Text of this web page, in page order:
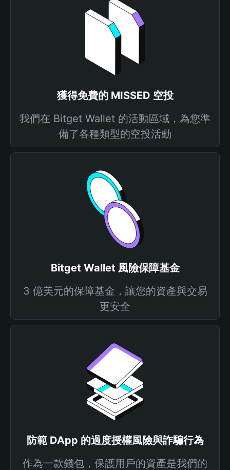
獲得免費的 MISSED 空投
我們在 Bitget Wallet 的活動區域，為您準
備了各種類型的空投活動
Bitget Wallet 風險保障基金
3 億美元的保障基金，讓您的資產與交易
更安全
防範 DApp 的過度授權風險與詐騙行為
作為一款錢包，保護用戶的資產是我們的